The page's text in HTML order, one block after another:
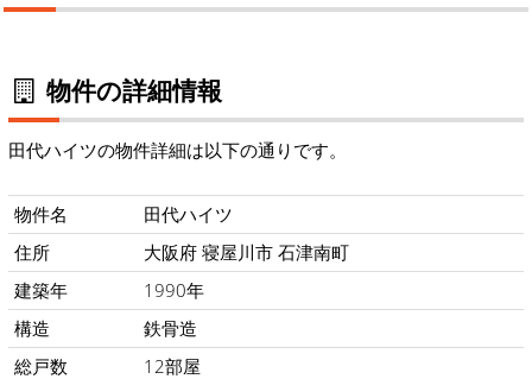
物件の詳細情報
田代ハイツの物件詳細は以下の通りです。
物件名
田代ハイツ
住所
大阪府 寝屋川市 石津南町
建築年
1990年
構造
鉄骨造
総戸数
12部屋